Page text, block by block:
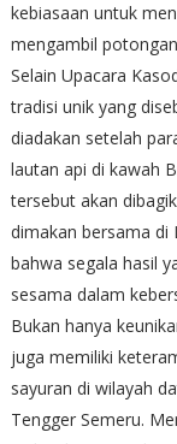
kebiasaan untuk
mengambil
Selain Upacara
tradisi unik yang
diadakan setelah
lautan api di kawah
tersebut akan
dimakan bersama di
bahwa segala hasil
sesama dalam
Bukan hanya
juga memiliki
sayuran di wilayah
Tengger Semeru.